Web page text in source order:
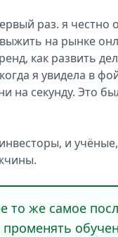
раз. я честно
на рынке
как развить
я увидела в
на секунду. Это
и
то же самое